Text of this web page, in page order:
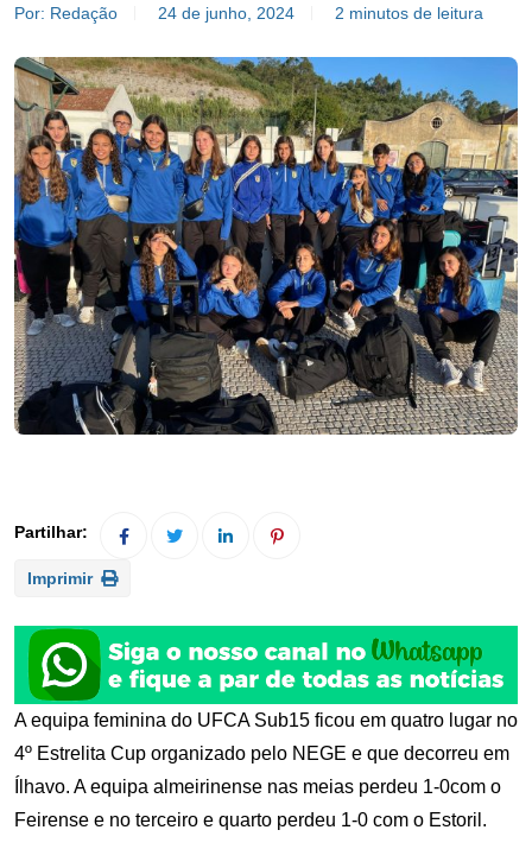
Por: Redação 24 de junho, 2024 2 minutos de leitura
Imprimir
A equipa feminina do UFCA Sub15 ficou em quatro lugar no
4º Estrelita Cup organizado pelo NEGE e que decorreu em
Ílhavo. A equipa almeirinense nas meias perdeu 1-0com o
Feirense e no terceiro e quarto perdeu 1-0 com o Estoril.